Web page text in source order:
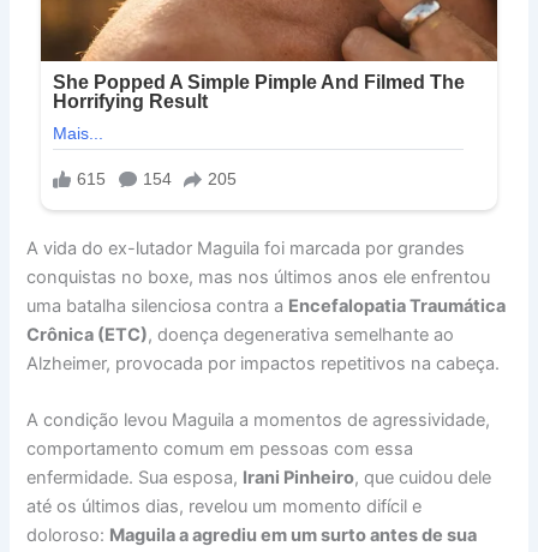
A vida do ex-lutador Maguila foi marcada por grandes
conquistas no boxe, mas nos últimos anos ele enfrentou
uma batalha silenciosa contra a Encefalopatia Traumática
Crônica (ETC), doença degenerativa semelhante ao
Alzheimer, provocada por impactos repetitivos na cabeça.
A condição levou Maguila a momentos de agressividade,
comportamento comum em pessoas com essa
enfermidade. Sua esposa, Irani Pinheiro, que cuidou dele
até os últimos dias, revelou um momento difícil e
doloroso: Maguila a agrediu em um surto antes de sua